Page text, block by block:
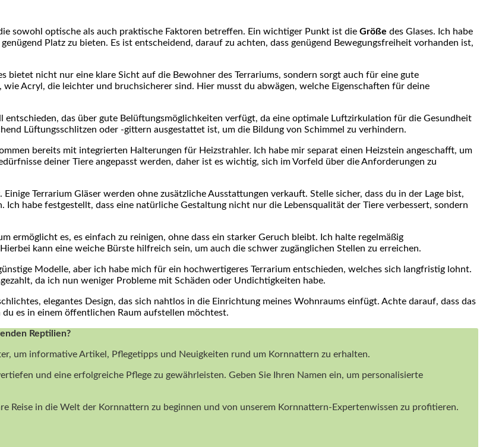
sowohl optische als auch praktische Faktoren betreffen. Ein wichtiger‍ Punkt ist⁢ die Größe des Glases. Ich habe
Platz zu bieten. Es ist entscheidend, darauf zu achten,‌ dass ‌genügend Bewegungsfreiheit vorhanden ist,
bietet nicht nur eine klare Sicht auf die Bewohner des Terrariums, sondern sorgt auch für eine gute
Acryl, die leichter und bruchsicherer sind. Hier ⁢musst⁤ du abwägen, welche Eigenschaften für‌ deine
entschieden, das über gute⁢ Belüftungsmöglichkeiten verfügt, da eine optimale ‍Luftzirkulation für die Gesundheit
Lüftungsschlitzen oder -gittern ⁤ausgestattet ist, um die⁤ Bildung von Schimmel zu verhindern.
bereits mit integrierten Halterungen für Heizstrahler. Ich habe⁢ mir separat ⁤einen Heizstein angeschafft, um
⁣deiner Tiere angepasst werden, daher ist​ es wichtig, sich ‍im Vorfeld über die Anforderungen zu
. Einige Terrarium ⁣Gläser werden ⁣ohne zusätzliche Ausstattungen ⁣verkauft. Stelle sicher, dass⁣ du in der⁤ Lage bist,
habe festgestellt, dass ⁣eine natürliche Gestaltung nicht nur⁤ die Lebensqualität​ der Tiere verbessert, sondern
ermöglicht es,‌ es einfach zu reinigen,⁤ ohne dass ein starker Geruch bleibt. Ich halte regelmäßig
kann eine weiche Bürste​ hilfreich sein, um auch die schwer zugänglichen Stellen‍ zu erreichen.
Modelle, aber ich habe mich für ⁢ein hochwertigeres⁣ Terrarium entschieden, welches sich langfristig lohnt.
da‍ ich nun weniger Probleme mit Schäden⁣ oder Undichtigkeiten habe.
⁢elegantes Design, das sich nahtlos in die Einrichtung meines Wohnraums einfügt. Achte darauf, dass das
es in einem öffentlichen Raum aufstellen möchtest.
Reptilien?
um informative Artikel, Pflegetipps und Neuigkeiten rund um Kornnattern zu erhalten.
und eine erfolgreiche Pflege zu gewährleisten. Geben Sie Ihren Namen ein, um personalisierte
Reise in die Welt der Kornnattern zu beginnen und von unserem Kornnattern-Expertenwissen zu profitieren.